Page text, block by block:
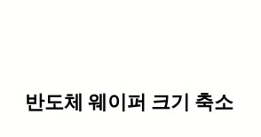
반도체 웨이퍼 크기 축소